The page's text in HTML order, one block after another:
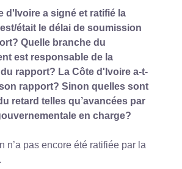
d'Ivoire a signé et ratifié la
était le délai de soumission
Quelle branche du
est responsable de la
rapport? La Côte d'Ivoire a-t-
rapport? Sinon quelles sont
retard telles qu’avancées par
en charge?
n’a pas encore été ratifiée par la